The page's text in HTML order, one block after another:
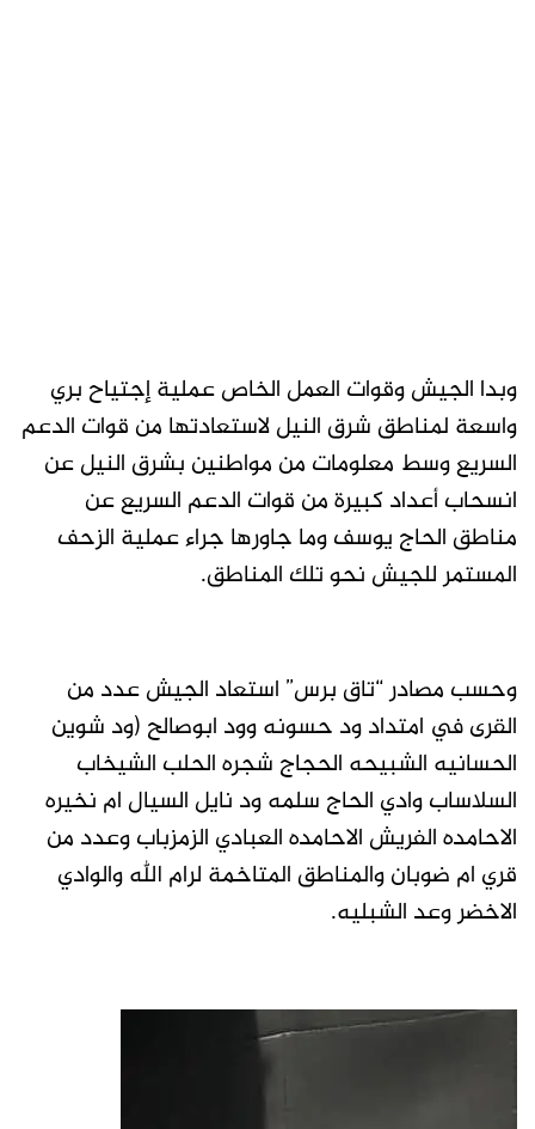
وبدا الجيش وقوات العمل الخاص عملية إجتياح بري
واسعة لمناطق شرق النيل لاستعادتها من قوات الدعم
السريع وسط معلومات من مواطنين بشرق النيل عن
انسحاب أعداد كبيرة من قوات الدعم السريع عن
مناطق الحاج يوسف وما جاورها جراء عملية الزحف
المستمر للجيش نحو تلك المناطق.
وحسب مصادر “تاق برس” استعاد الجيش عدد من
القرى في امتداد ود حسونه وود ابوصالح (ود شوين
الحسانيه الشبيحه الحجاج شجره الحلب الشيخاب
السلاساب وادي الحاج سلمه ود نايل السيال ام نخيره
الاحامده الفريش الاحامده العبادي الزمزباب وعدد من
قري ام ضوبان والمناطق المتاخمة لرام الله والوادي
الاخضر وعد الشبليه.